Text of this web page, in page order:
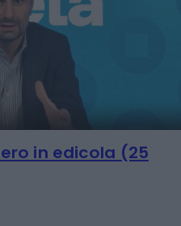
in edicola (25